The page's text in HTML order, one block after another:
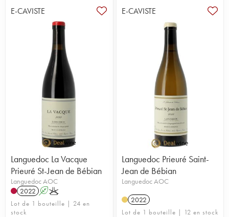
E-CAVISTE
Languedoc La Vacque
Prieuré St-Jean de Bébian
Languedoc AOC
2022 AK
Lot de 1 bouteille | 24 en
stock
E-CAVISTE
Languedoc Prieuré Saint-
Jean de Bébian
Languedoc AOC
2022
Lot de 1 bouteille | 12 en stock